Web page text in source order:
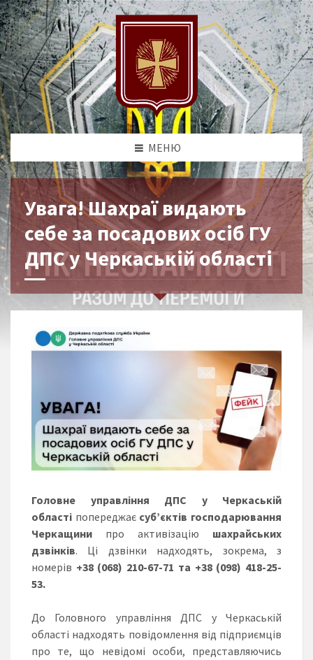
МЕНЮ
Увага! Шахраї видають
себе за посадових осіб ГУ
ДПС у Черкаській області
Головне управління ДПС у Черкаській
області попереджає суб’єктів господарювання
Черкащини про активізацію шахрайських
дзвінків. Ці дзвінки надходять, зокрема, з
номерів +38 (068) 210-67-71 та +38 (098) 418-25-
53.
До Головного управління ДПС у Черкаській
області надходять повідомлення від підприємців
про те, що невідомі особи, представляючись